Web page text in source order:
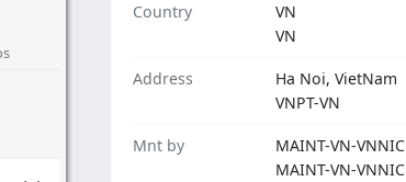
Country
VN
VN
Address
Ha Noi, VietNam
VNPT-VN
Mnt by
MAINT-VN-VNNIC
MAINT-VN-VNNIC